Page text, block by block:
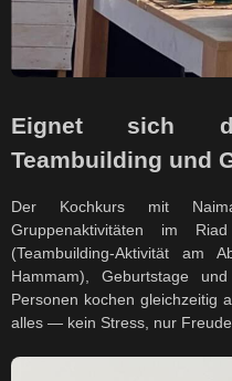
Eignet sich
Teambuilding und
Der Kochkurs mit
Gruppenaktivitäten im
(Teambuilding-Aktivität am
Hammam), Geburtstage
Personen kochen gleichzeitig
alles — kein Stress, nur